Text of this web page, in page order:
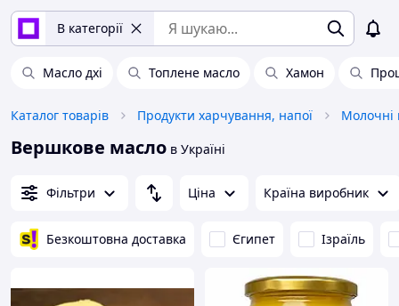
В категорії
Масло дхі Топлене масло Хамон
Каталог товарів Продукти харчування, напої Молочні
Вершкове масло в Україні
Фільтри Ціна Країна виробник
Безкоштовна доставка Єгипет Ізраїль